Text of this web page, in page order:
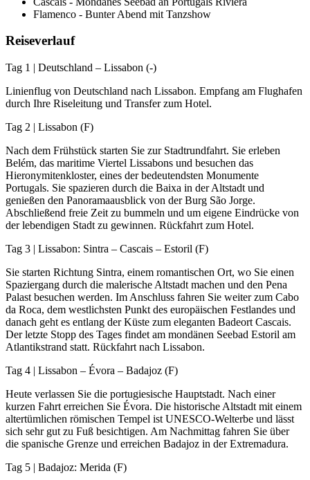
Flamenco - Bunter Abend mit Tanzshow
Reiseverlauf
Tag 1 | Deutschland – Lissabon (-)
Linienflug von Deutschland nach Lissabon. Empfang am Flughafen
durch Ihre Riseleitung und Transfer zum Hotel.
Tag 2 | Lissabon (F)
Nach dem Frühstück starten Sie zur Stadtrundfahrt. Sie erleben
Belém, das maritime Viertel Lissabons und besuchen das
Hieronymitenkloster, eines der bedeutendsten Monumente
Portugals. Sie spazieren durch die Baixa in der Altstadt und
genießen den Panoramaausblick von der Burg São Jorge.
Abschließend freie Zeit zu bummeln und um eigene Eindrücke von
der lebendigen Stadt zu gewinnen. Rückfahrt zum Hotel.
Tag 3 | Lissabon: Sintra – Cascais – Estoril (F)
Sie starten Richtung Sintra, einem romantischen Ort, wo Sie einen
Spaziergang durch die malerische Altstadt machen und den Pena
Palast besuchen werden. Im Anschluss fahren Sie weiter zum Cabo
da Roca, dem westlichsten Punkt des europäischen Festlandes und
danach geht es entlang der Küste zum eleganten Badeort Cascais.
Der letzte Stopp des Tages findet am mondänen Seebad Estoril am
Atlantikstrand statt. Rückfahrt nach Lissabon.
Tag 4 | Lissabon – Évora – Badajoz (F)
Heute verlassen Sie die portugiesische Hauptstadt. Nach einer
kurzen Fahrt erreichen Sie Évora. Die historische Altstadt mit einem
altertümlichen römischen Tempel ist UNESCO-Welterbe und lässt
sich sehr gut zu Fuß besichtigen. Am Nachmittag fahren Sie über
die spanische Grenze und erreichen Badajoz in der Extremadura.
Tag 5 | Badajoz: Merida (F)